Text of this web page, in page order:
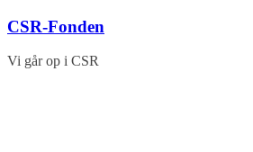
Skip
content
CSR-Fonden
Vi går op i CSR